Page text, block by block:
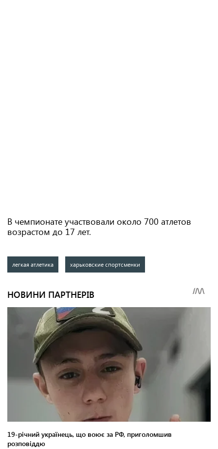
В чемпионате участвовали около 700 атлетов
возрастом до 17 лет.
легкая атлетика харьковские спортсменки